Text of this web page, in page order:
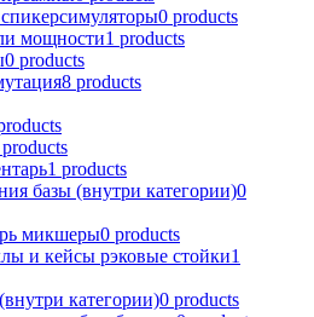
0 products
мощности1 products
0 products
8 products
products
1 products
базы (внутри категории)0
микшеры0 products
и кейсы рэковые стойки1
категории)0 products